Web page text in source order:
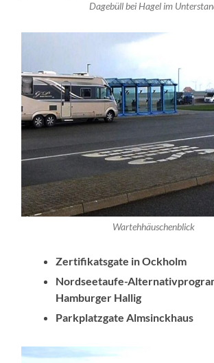
Dagebüll bei Hagel im
Wartehhäuschenblick
Zertifikatsgate in Ockholm
Nordseetaufe-
Hamburger Hallig
Parkplatzgate Almsinckhaus